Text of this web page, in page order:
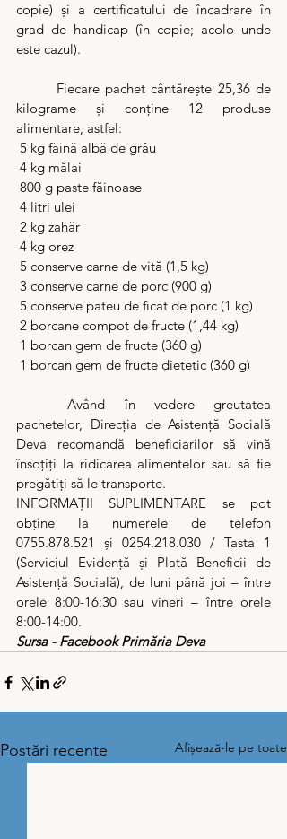
copie) şi a certificatului de încadrare în
grad de handicap (în copie; acolo unde
este cazul).
kilograme şi conține 12 produse
alimentare, astfel:
5 kg făină albă de grâu
4 kg mălai
800 g paste făinoase
4 litri ulei
2 kg zahăr
4 kg orez
5 conserve carne de vită (1,5 kg)
3 conserve carne de porc (900 g)
5 conserve pateu de ficat de porc (1 kg)
2 borcane compot de fructe (1,44 kg)
1 borcan gem de fructe (360 g)
1 borcan gem de fructe dietetic (360 g)
	Având în vedere greutatea
pachetelor, Direcția de Asistență Socială
Deva recomandă beneficiarilor să vină
însoţiţi la ridicarea alimentelor sau să fie
pregătiți să le transporte.
INFORMAŢII SUPLIMENTARE se pot
obține la numerele de telefon
0755.878.521 și 0254.218.030 / Tasta 1
(Serviciul Evidenţă şi Plată Beneficii de
Asistenţă Socială), de luni până joi – între
orele 8:00-16:30 sau vineri – între orele
8:00-14:00.
Sursa - Facebook Primăria Deva
Postări recente Afișează-le pe toate